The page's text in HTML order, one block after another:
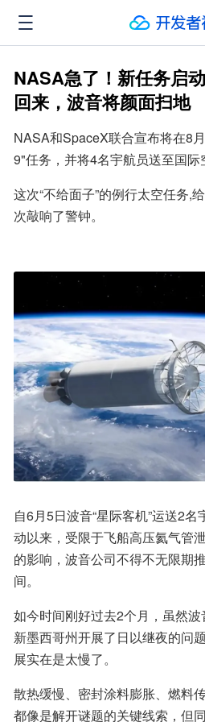
NASA急了！新任务启
回来，波音将颜面扫地
NASA和SpaceX联合宣布将在8
9"任务，并将4名宇航员送至国际
这次“不给面子”的例行太空任务,
次敲响了警钟。
自6月5日波音“星际客机”运送2名
动以来，受限于飞船高压氦气管
的影响，波音公司不得不无限期
间。
如今时间刚好过去2个月，虽然
新墨西哥州开展了日以继夜的问
展实在是太慢了。
散热缓慢、密封涂料膨胀、燃
都像是解开谜题的关键线索，但